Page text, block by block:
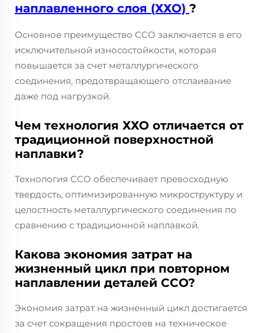
наплавленного слоя (ХХО) ?
Основное преимущество CCO заключается в его
исключительной износостойкости, которая
повышается за счет металлургического
соединения, предотвращающего отслаивание
даже под нагрузкой.
Чем технология ХХО отличается от
традиционной поверхностной
наплавки?
Технология CCO обеспечивает превосходную
твердость, оптимизированную микроструктуру и
целостность металлургического соединения по
сравнению с традиционной наплавкой.
Какова экономия затрат на
жизненный цикл при повторном
наплавлении деталей CCO?
Экономия затрат на жизненный цикл достигается
за счет сокращения простоев на техническое